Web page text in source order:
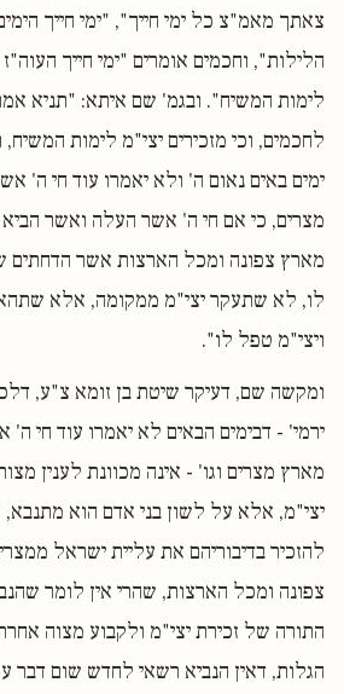
צאתך מאמ"צ כל ימי חייך", "ימי חייך
הלילות", וחכמים אומרים "ימי חייך
לימות המשיח". ובגמ' שם איתא: "תניא
לחכמים, וכי מזכירים יצי"מ לימות
ימים באים נאום ה' ולא יאמרו עוד חי ה'
מצרים, כי אם חי ה' אשר העלה ואשר
מארץ צפונה ומכל הארצות אשר הדחתים
לו, לא שתעקר יצי"מ ממקומה, אלא
ויצי"מ טפל לו".
ומקשה שם, דעיקר שיטת בן זומא צ"ע,
ירמי' - דבימים הבאים לא יאמרו עוד חי
מארץ מצרים וגו' - אינה מכוונת לענין
יצי"מ, אלא על לשון בני אדם הוא מתנבא,
להזכיר בדיבוריהם את עליית ישראל
צפונה ומכל הארצות, שהרי אין לומר
התורה של זכירת יצי"מ ולקבוע מצוה
הגלות, דאין הנביא רשאי לחדש שום דבר